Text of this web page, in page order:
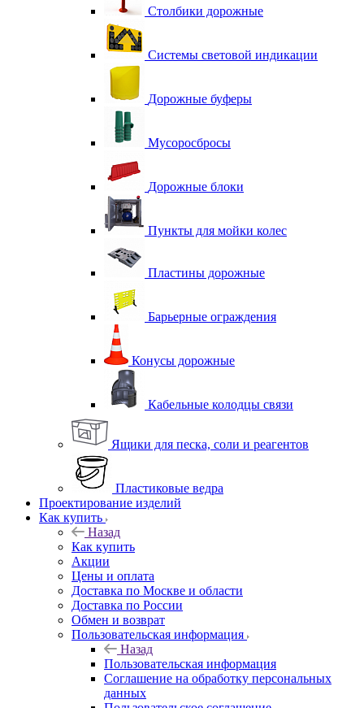
Столбики дорожные
Системы световой индикации
Дорожные буферы
Мусоросбросы
Дорожные блоки
Пункты для мойки колес
Пластины дорожные
Барьерные ограждения
Конусы дорожные
Кабельные колодцы связи
Ящики для песка, соли и реагентов
Пластиковые ведра
Проектирование изделий
Как купить
Назад
Как купить
Акции
Цены и оплата
Доставка по Москве и области
Доставка по России
Обмен и возврат
Пользовательская информация
Назад
Пользовательская информация
Соглашение на обработку персональных
данных